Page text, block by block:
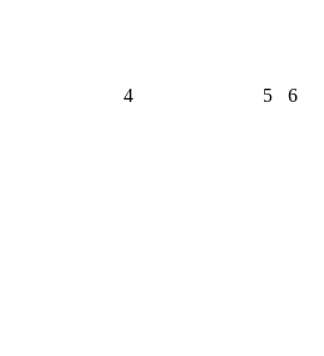
4 5 6